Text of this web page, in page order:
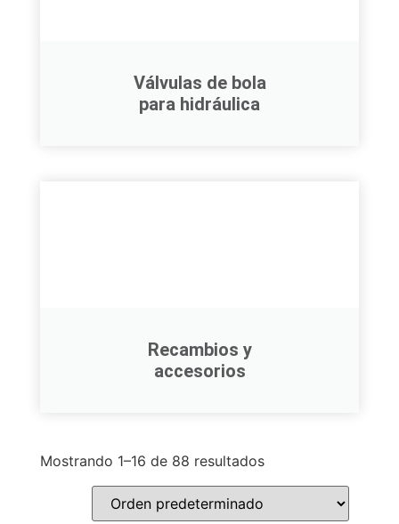
Válvulas de bola
para hidráulica
Recambios y
accesorios
Mostrando 1–16 de 88 resultados